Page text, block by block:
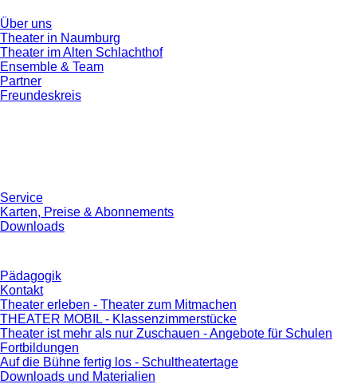
Über uns
Theater in Naumburg
Theater im Alten Schlachthof
Ensemble & Team
Partner
Freundeskreis
Service
Karten, Preise & Abonnements
Downloads
Pädagogik
Kontakt
Theater erleben - Theater zum Mitmachen
THEATER MOBIL - Klassenzimmerstücke
Theater ist mehr als nur Zuschauen - Angebote für Schulen
Fortbildungen
Auf die Bühne fertig los - Schultheatertage
Downloads und Materialien